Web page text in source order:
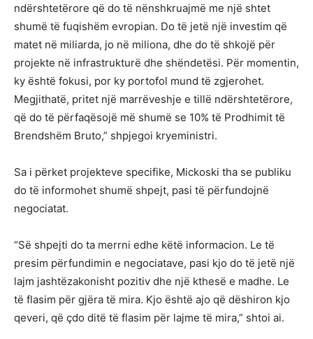
ndërshtetërore që do të nënshkruajmë me një shtet
shumë të fuqishëm evropian. Do të jetë një investim që
matet në miliarda, jo në miliona, dhe do të shkojë për
projekte në infrastrukturë dhe shëndetësi. Për momentin,
ky është fokusi, por ky portofol mund të zgjerohet.
Megjithatë, pritet një marrëveshje e tillë ndërshtetërore,
që do të përfaqësojë më shumë se 10% të Prodhimit të
Brendshëm Bruto,” shpjegoi kryeministri.
Sa i përket projekteve specifike, Mickoski tha se publiku
do të informohet shumë shpejt, pasi të përfundojnë
negociatat.
“Së shpejti do ta merrni edhe këtë informacion. Le të
presim përfundimin e negociatave, pasi kjo do të jetë një
lajm jashtëzakonisht pozitiv dhe një kthesë e madhe. Le
të flasim për gjëra të mira. Kjo është ajo që dëshiron kjo
qeveri, që çdo ditë të flasim për lajme të mira,” shtoi ai.